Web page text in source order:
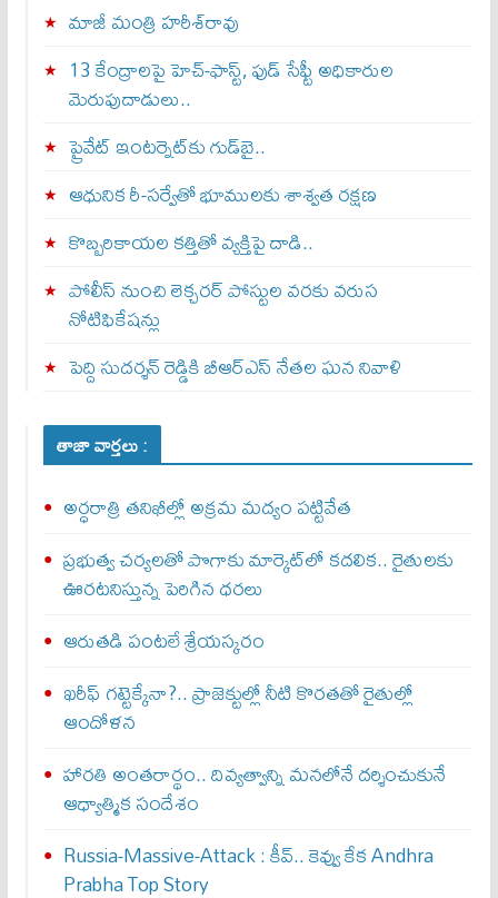
మాజీ మంత్రి హరీశ్‌రావు
13 కేంద్రాలపై హెచ్-ఫాస్ట్, ఫుడ్ సేఫ్టీ అధికారుల
మెరుపుదాడులు..
ప్రైవేట్‌ ఇంటర్నెట్‌కు గుడ్‌బై..
ఆధునిక రీ-సర్వేతో భూములకు శాశ్వత రక్షణ
కొబ్బరికాయల కత్తితో వ్యక్తిపై దాడి..
పోలీస్ నుంచి లెక్చరర్ పోస్టుల వరకు వరుస
నోటిఫికేషన్లు
పెద్ది సుదర్శన్ రెడ్డికి బీఆర్‌ఎస్ నేతల ఘన నివాళి
తాజా వార్తలు :
అర్ధరాత్రి తనిఖీల్లో అక్రమ మద్యం పట్టివేత
ప్రభుత్వ చర్యలతో పొగాకు మార్కెట్‌లో కదలిక.. రైతులకు
ఊరటనిస్తున్న పెరిగిన ధరలు
ఆరుతడి పంటలే శ్రేయస్కరం
ఖరీఫ్ గట్టెక్కేనా?.. ప్రాజెక్టుల్లో నీటి కొరతతో రైతుల్లో
ఆందోళన
హారతి అంతరార్థం.. దివ్యత్వాన్ని మనలోనే దర్శించుకునే
ఆధ్యాత్మిక సందేశం
Russia-Massive-Attack : కీవ్‌.. కెవ్వు కేక‌ Andhra
Prabha Top Story